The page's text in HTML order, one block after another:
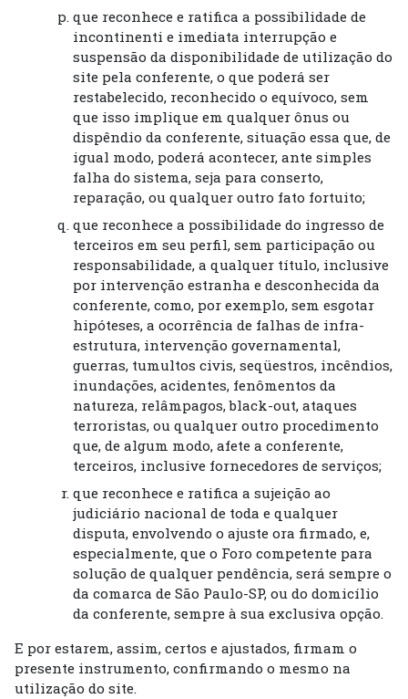
que reconhece e ratifica a possibilidade de
incontinenti e imediata interrupção e
suspensão da disponibilidade de utilização do
site pela conferente, o que poderá ser
restabelecido, reconhecido o equívoco, sem
que isso implique em qualquer ônus ou
dispêndio da conferente, situação essa que, de
igual modo, poderá acontecer, ante simples
falha do sistema, seja para conserto,
reparação, ou qualquer outro fato fortuito;
que reconhece a possibilidade do ingresso de
terceiros em seu perfil, sem participação ou
responsabilidade, a qualquer título, inclusive
por intervenção estranha e desconhecida da
conferente, como, por exemplo, sem esgotar
hipóteses, a ocorrência de falhas de infra-
estrutura, intervenção governamental,
guerras, tumultos civis, seqüestros, incêndios,
inundações, acidentes, fenômentos da
natureza, relâmpagos, black-out, ataques
terroristas, ou qualquer outro procedimento
que, de algum modo, afete a conferente,
terceiros, inclusive fornecedores de serviços;
que reconhece e ratifica a sujeição ao
judiciário nacional de toda e qualquer
disputa, envolvendo o ajuste ora firmado, e,
especialmente, que o Foro competente para
solução de qualquer pendência, será sempre o
da comarca de São Paulo-SP, ou do domicílio
da conferente, sempre à sua exclusiva opção.
E por estarem, assim, certos e ajustados, firmam o
presente instrumento, confirmando o mesmo na
utilização do site.